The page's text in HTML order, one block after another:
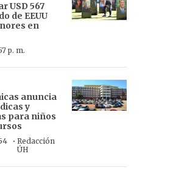
USD 567
de EEUU
en
p. m.
anuncia
y
para niños
· Redacción
ÚH